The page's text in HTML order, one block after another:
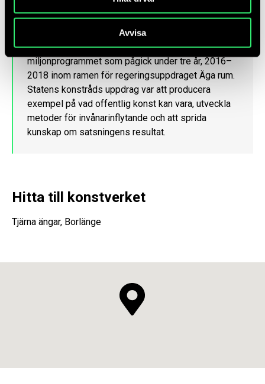
Avvisa
En del av Konst händer
Konst händer var en regeringssatsning på konst i
miljonprogrammet som pågick under tre år, 2016–
2018 inom ramen för regeringsuppdraget Äga rum.
Statens konstråds uppdrag var att producera
exempel på vad offentlig konst kan vara, utveckla
metoder för invånarinflytande och att sprida
kunskap om satsningens resultat.
Hitta till konstverket
Tjärna ängar, Borlänge